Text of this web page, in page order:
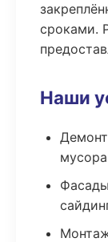
сроками.
Наши
мусора